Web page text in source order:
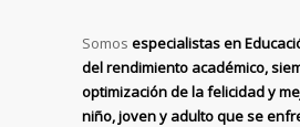
Somos especialistas en
del rendimiento académico,
optimización de la felicidad y
niño, joven y adulto que se